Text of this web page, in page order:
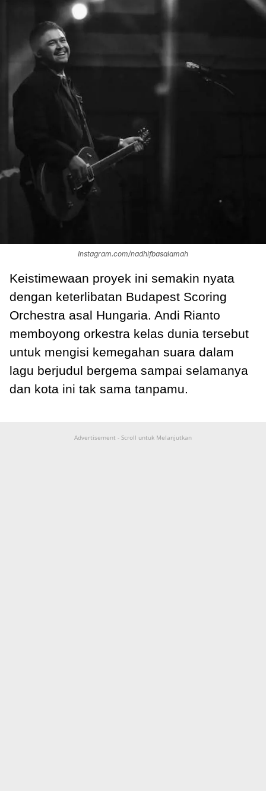
Instagram.com/nadhifbasalamah
Keistimewaan proyek ini semakin nyata
dengan keterlibatan Budapest Scoring
Orchestra asal Hungaria. Andi Rianto
memboyong orkestra kelas dunia tersebut
untuk mengisi kemegahan suara dalam
lagu berjudul bergema sampai selamanya
dan kota ini tak sama tanpamu.
Advertisement - Scroll untuk Melanjutkan